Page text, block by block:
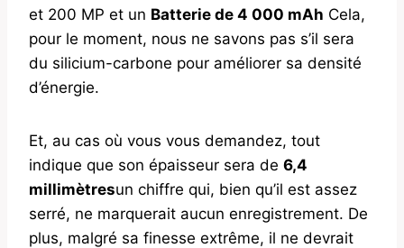
et 200 MP et un Batterie de 4 000 mAh Cela,
pour le moment, nous ne savons pas s’il sera
du silicium-carbone pour améliorer sa densité
d’énergie.
Et, au cas où vous vous demandez, tout
indique que son épaisseur sera de 6,4
millimètresun chiffre qui, bien qu’il est assez
serré, ne marquerait aucun enregistrement. De
plus, malgré sa finesse extrême, il ne devrait